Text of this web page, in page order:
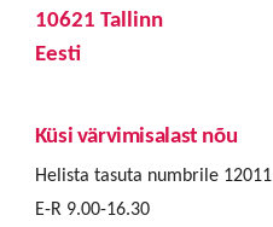
10621 Tallinn
Eesti
Küsi värvimisalast nõu
Helista tasuta numbrile 12011
E-R 9.00-16.30